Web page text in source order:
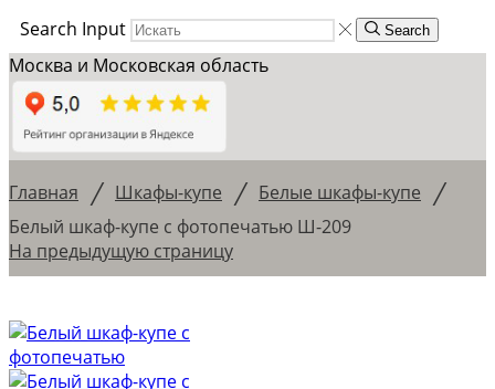
Search Input
Search
Москва и Московская область
Главная / Шкафы-купе / Белые шкафы-купе /
Белый шкаф-купе с фотопечатью Ш-209
На предыдущую страницу